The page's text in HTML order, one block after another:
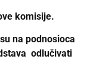
komisije.
na podnosioca
odlučivati